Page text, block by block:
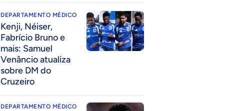
DEPARTAMENTO MÉDICO
Kenji, Néiser,
Fabrício Bruno e
mais: Samuel
Venâncio atualiza
sobre DM do
Cruzeiro
DEPARTAMENTO MÉDICO